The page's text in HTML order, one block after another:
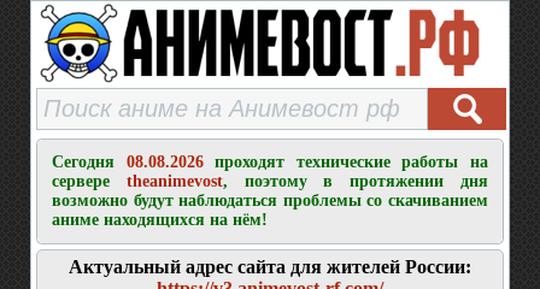
Сегодня 08.08.2026проходят технические работы на
сервере theanimevost, поэтому в протяжении дня
возможно будут наблюдаться проблемы со скачиванием
аниме находящихся на нём!
Актуальный адрес сайта для жителей России: